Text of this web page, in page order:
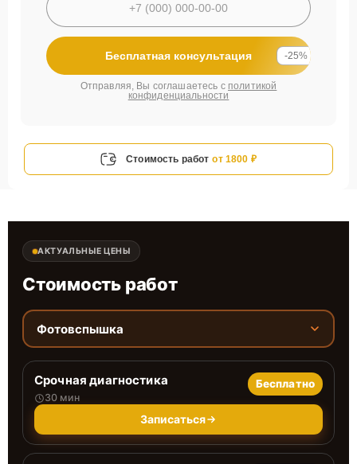
Бесплатная консультация -25%
Отправляя, Вы соглашаетесь с политикой
конфиденциальности
Стоимость работ от 1800 ₽
АКТУАЛЬНЫЕ ЦЕНЫ
Стоимость работ
Фотовспышка
Срочная диагностика
30 мин
Бесплатно
Записаться